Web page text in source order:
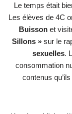
Le temps était
Les élèves de 4C
Buissonet
Sillons » sur le
sexuelles.
consommation
contenus